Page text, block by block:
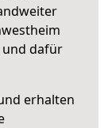
dafür
erhalten